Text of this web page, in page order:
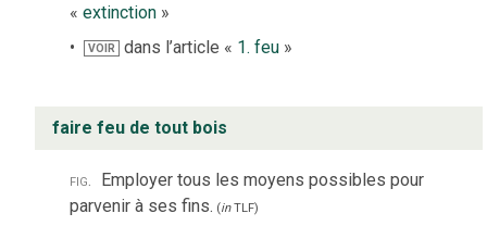
« extinction »
VOIR dans l’article « 1. feu »
faire feu de tout bois
fig.
Employer tous les moyens possibles pour
parvenir à ses fins. (inTLF)